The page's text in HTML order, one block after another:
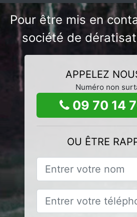
Pour être mis en
société de
APPELEZ
Numéro non
09 70 14
OU ÊTRE